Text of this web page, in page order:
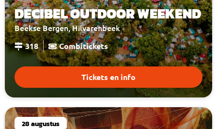
DECIBEL OUTDOOR WEEKEND
Beekse Bergen, Hilvarenbeek
318 Combitickets
Tickets en info
28 augustus